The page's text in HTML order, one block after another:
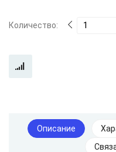
Количество:
Описание